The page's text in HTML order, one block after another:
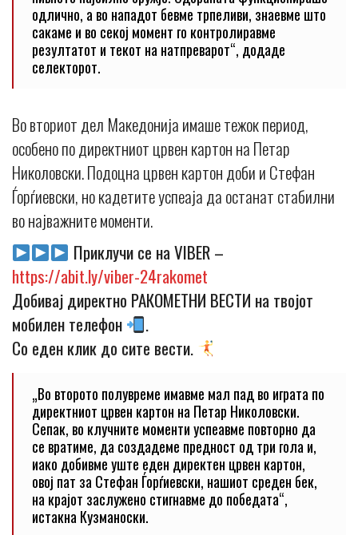
одлично, а во нападот бевме трпеливи, знаевме што
сакаме и во секој момент го контролиравме
резултатот и текот на натпреварот“, додаде
селекторот.
Во вториот дел Македонија имаше тежок период,
особено по директниот црвен картон на Петар
Николовски. Подоцна црвен картон доби и Стефан
Ѓорѓиевски, но кадетите успеаја да останат стабилни
во најважните моменти.
Приклучи се на VIBER –
https://abit.ly/viber-24rakomet
Добивај директно РАКОМЕТНИ ВЕСТИ на твојот
мобилен телефон
.
Со еден клик до сите вести.
„Во второто полувреме имавме мал пад во играта по
директниот црвен картон на Петар Николовски.
Сепак, во клучните моменти успеавме повторно да
се вратиме, да создадеме предност од три гола и,
иако добивме уште еден директен црвен картон,
овој пат за Стефан Ѓорѓиевски, нашиот среден бек,
на крајот заслужено стигнавме до победата“,
истакна Кузманоски.